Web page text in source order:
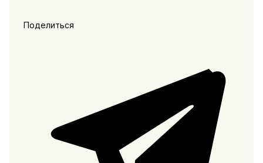
Поделиться